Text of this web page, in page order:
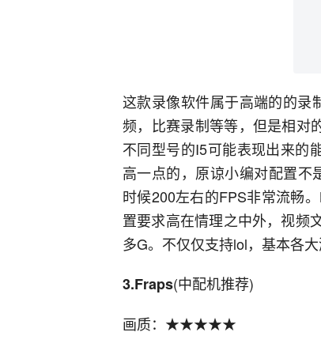
这款录像软件属于高端的的录
频，比赛录制等等，但是相对
不同型号的I5可能表现出来的
高一点的，原谅小编对配置不
时候200左右的FPS非常流畅
置要求高在情理之中外，视频
多G。不仅仅支持lol，基本各大
3.Fraps(中配机推荐)
画质：★★★★★